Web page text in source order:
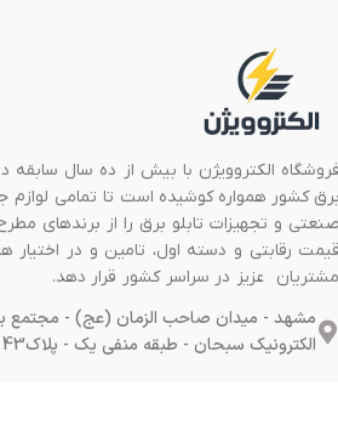
الکتروویژن با بیش از ده سال
کشور همواره کوشیده است تا تمامی لوازم
و تجهیزات تابلو برق را از برندهای
رقابتی و دسته اول، تامین و در اختیار
عزیز در سراسر کشور قرار دهد.
مشهد - میدان صاحب الزمان (عج) - مجتمع
الکترونیک سبحان - طبقه منفی یک - پلاک43